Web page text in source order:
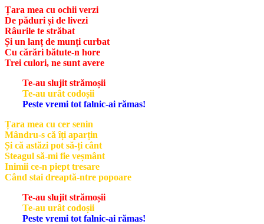
Țara mea cu ochii verzi
De păduri și de livezi
Râurile te străbat
Și un lanț de munți curbat
Cu cărări bătute-n hore
Trei culori, ne sunt avere
Te-au slujit strămoșii
Te-au urât codoșii
Peste vremi tot falnic-ai rămas!
Țara mea cu cer senin
Mândru-s că îți aparțin
Și că astăzi pot să-ți cânt
Steagul să-mi fie veșmânt
Inimii ce-n piept tresare
Când stai dreaptă-ntre popoare
Te-au slujit strămoșii
Te-au urât codoșii
Peste vremi tot falnic-ai rămas!